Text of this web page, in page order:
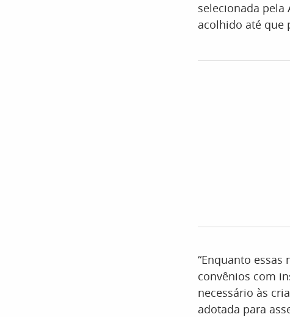
selecionada pela
acolhido até que
“Enquanto
convênios com
necessário às
adotada para